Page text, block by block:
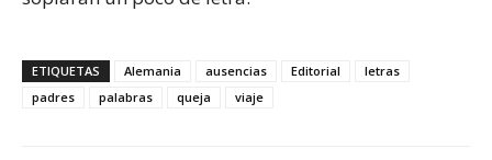
ETIQUETAS Alemania ausencias Editorial
letras
padres
palabras queja viaje